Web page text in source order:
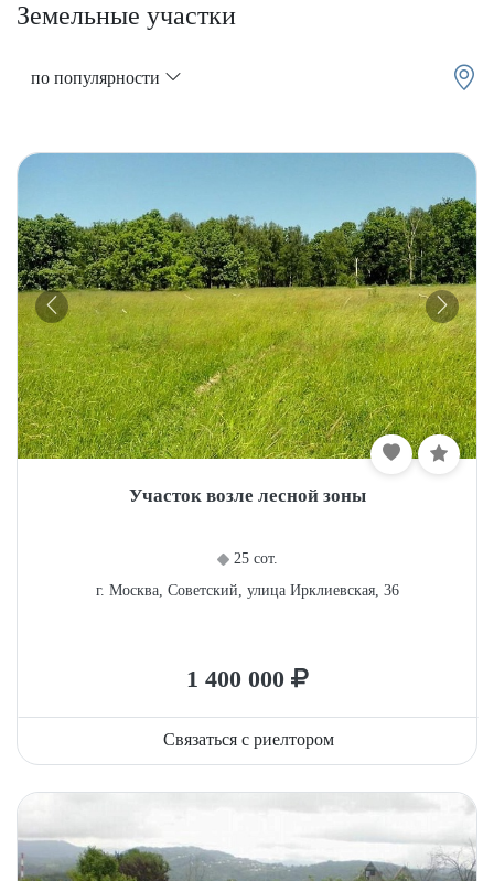
Земельные участки
по популярности
Участок возле лесной зоны
25 сот.
г. Москва, Советский, улица Ирклиевская, 36
1 400 000
Связаться с риелтором